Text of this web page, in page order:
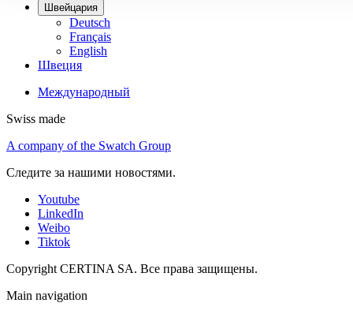
Швейцария
Deutsch
Français
English
Швеция
Международный
Swiss made
A company of the Swatch Group
Следите за нашими новостями.
Youtube
LinkedIn
Weibo
Tiktok
Copyright CERTINA SA. Все права защищены.
Main navigation